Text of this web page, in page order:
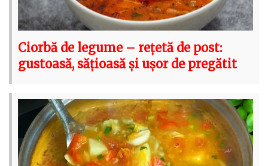
Ciorbă de legume – rețetă de post:
gustoasă, sățioasă și ușor de pregătit